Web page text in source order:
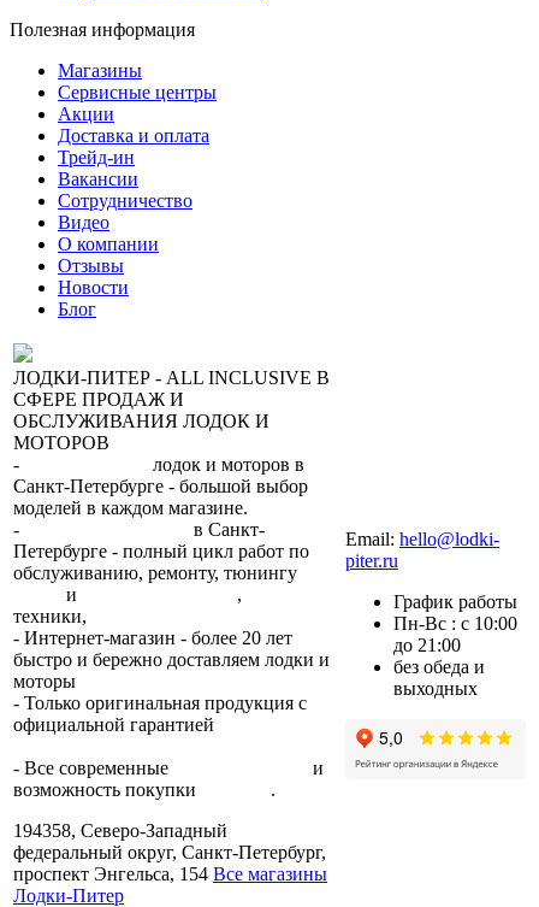
Полезная информация
Магазины
Сервисные центры
Акции
Доставка и оплата
Трейд-ин
Вакансии
Сотрудничество
Видео
О компании
Отзывы
Новости
Блог
ЛОДКИ-ПИТЕР - ALL INCLUSIVE В
СФЕРЕ ПРОДАЖ И
ОБСЛУЖИВАНИЯ ЛОДОК И
МОТОРОВ
-
лодок и моторов в
Санкт-Петербурге - большой выбор
моделей в каждом магазине.
-
в Санкт-
Петербурге - полный цикл работ по
обслуживанию, ремонту, тюнингу
и ,
техники,
- Интернет-магазин - более 20 лет
быстро и бережно доставляем лодки и
моторы
- Только оригинальная продукция с
официальной гарантией
- Все современные
и
возможность покупки
.
194358, Северо-Западный
федеральный округ, Санкт-Петербург,
проспект Энгельса, 154 Все магазины
Лодки-Питер
Email: hello@lodki-
piter.ru
График работы
Пн-Вс : с 10:00
до 21:00
без обеда и
выходных